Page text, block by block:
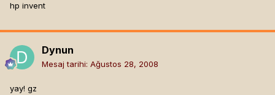
hp invent
Dynun
Mesaj tarihi: Ağustos 28, 2008
yay! gz